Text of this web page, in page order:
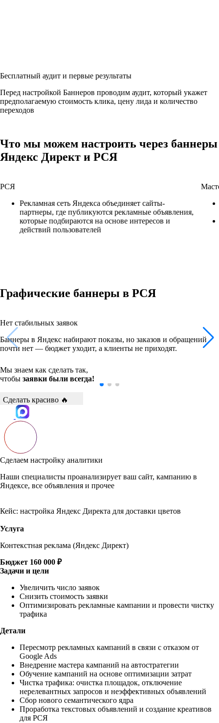
Бесплатный аудит и первые результаты
Перед настройкой Баннеров проводим аудит, который укажет
предполагаемую стоимость клика, цену лида и количество
переходов
Что мы можем настроить через баннеры
Яндекс Директ и РСЯ
РСЯ
Рекламная сеть Яндекса объединяет сайты-
партнеры, где публикуются рекламные объявления,
которые подбираются на основе интересов и
действий пользователей
Графические баннеры в РСЯ
Нет стабильных заявок
Баннеры в Яндекс набирают показы, но заказов и обращений
почти нет — бюджет уходит, а клиенты не приходят.
Мы знаем как сделать так,
чтобы заявки были всегда!
Сделать красиво 🔥
Сделаем настройку аналитики
Наши специалисты проанализирует ваш сайт, кампанию в
Яндексе, все объявления и прочее
Кейс: настройка Яндекс Директа для доставки цветов
Услуга
Контекстная реклама (Яндекс Директ)
Бюджет 160 000 ₽
Задачи и цели
Увеличить число заявок
Снизить стоимость заявки
Оптимизировать рекламные кампании и провести чистку
трафика
Детали
Пересмотр рекламных кампаний в связи с отказом от
Google Ads
Внедрение мастера кампаний на автостратегии
Обучение кампаний на основе оптимизации затрат
Чистка трафика: очистка площадок, отключение
нерелевантных запросов и неэффективных объявлений
Сбор нового семантического ядра
Проработка текстовых объявлений и создание креативов
для РСЯ